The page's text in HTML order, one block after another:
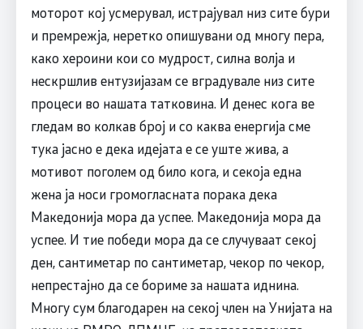
моторот кој усмерувал, истрајувал низ сите бури
и премрежја, неретко опишувани од многу пера,
како хероини кои со мудрост, силна волја и
нескршлив ентузијазам се вградувале низ сите
процеси во нашата татковина. И денес кога ве
гледам во колкав број и со каква енергија сме
тука јасно е дека идејата е се уште жива, а
мотивот поголем од било кога, и секоја една
жена ја носи громогласната порака дека
Македонија мора да успее. Македонија мора да
успее. И тие победи мора да се случуваат секој
ден, сантиметар по сантиметар, чекор по чекор,
непрестајно да се бориме за нашата иднина.
Многу сум благодарен на секој член на Унијата на